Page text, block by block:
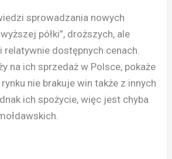
sprowadzania nowych
półki”, droższych, ale
dostępnych cenach.
na ich sprzedaż w Polsce, pokaże
nie brakuje win także z innych
ich spożycie, więc jest chyba